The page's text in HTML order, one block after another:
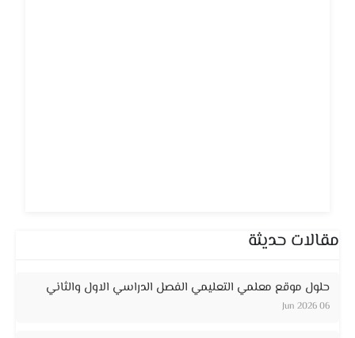
مقالات حديثة
حلول موقع معلمي التعليمي الفصل الدراسي الاول والثاني
06 Jun 2026